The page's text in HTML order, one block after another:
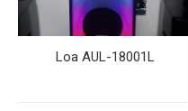
Loa AUL-18001L